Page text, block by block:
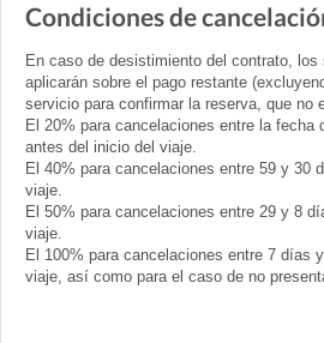
Condiciones de
En caso de desistimiento del contrato,
aplicarán sobre el pago restante
servicio para confirmar la reserva, que no
El 20% para cancelaciones entre la fecha
antes del inicio del viaje.
El 40% para cancelaciones entre 59 y 30
viaje.
El 50% para cancelaciones entre 29 y 8
viaje.
El 100% para cancelaciones entre 7 días
viaje, así como para el caso de no